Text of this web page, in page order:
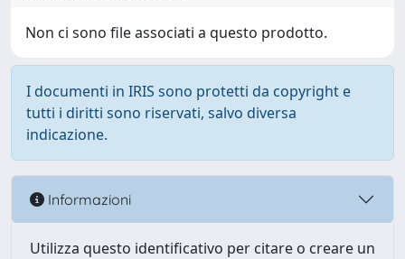
Non ci sono file associati a questo prodotto.
I documenti in IRIS sono protetti da copyright e
tutti i diritti sono riservati, salvo diversa
indicazione.
Informazioni
Utilizza questo identificativo per citare o creare un